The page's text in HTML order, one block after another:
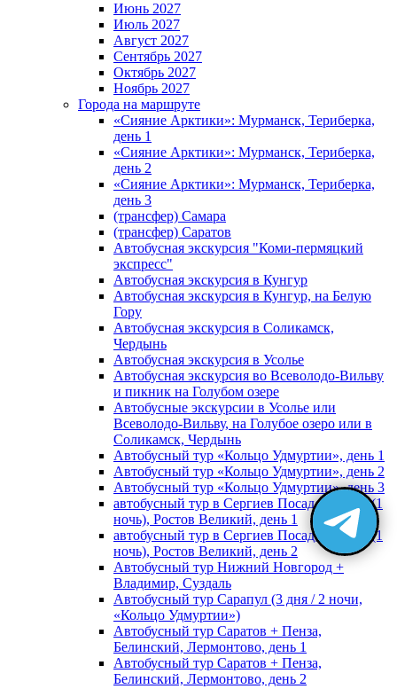
Июнь 2027
Июль 2027
Август 2027
Сентябрь 2027
Октябрь 2027
Ноябрь 2027
Города на маршруте
«Сияние Арктики»: Мурманск, Териберка,
день 1
«Сияние Арктики»: Мурманск, Териберка,
день 2
«Сияние Арктики»: Мурманск, Териберка,
день 3
(трансфер) Самара
(трансфер) Саратов
Автобусная экскурсия "Коми-пермяцкий
экспресс"
Автобусная экскурсия в Кунгур
Автобусная экскурсия в Кунгур, на Белую
Гору
Автобусная экскурсия в Соликамск,
Чердынь
Автобусная экскурсия в Усолье
Автобусная экскурсия во Всеволодо-Вильву
и пикник на Голубом озере
Автобусные экскурсии в Усолье или
Всеволодо-Вильву, на Голубое озеро или в
Соликамск, Чердынь
Автобусный тур «Кольцо Удмуртии», день 1
Автобусный тур «Кольцо Удмуртии», день 2
Автобусный тур «Кольцо Удмуртии», день 3
автобусный тур в Сергиев Посад, Москву (1
ночь), Ростов Великий, день 1
автобусный тур в Сергиев Посад, Москву (1
ночь), Ростов Великий, день 2
Автобусный тур Нижний Новгород +
Владимир, Суздаль
Автобусный тур Сарапул (3 дня / 2 ночи,
«Кольцо Удмуртии»)
Автобусный тур Саратов + Пенза,
Белинский, Лермонтово, день 1
Автобусный тур Саратов + Пенза,
Белинский, Лермонтово, день 2